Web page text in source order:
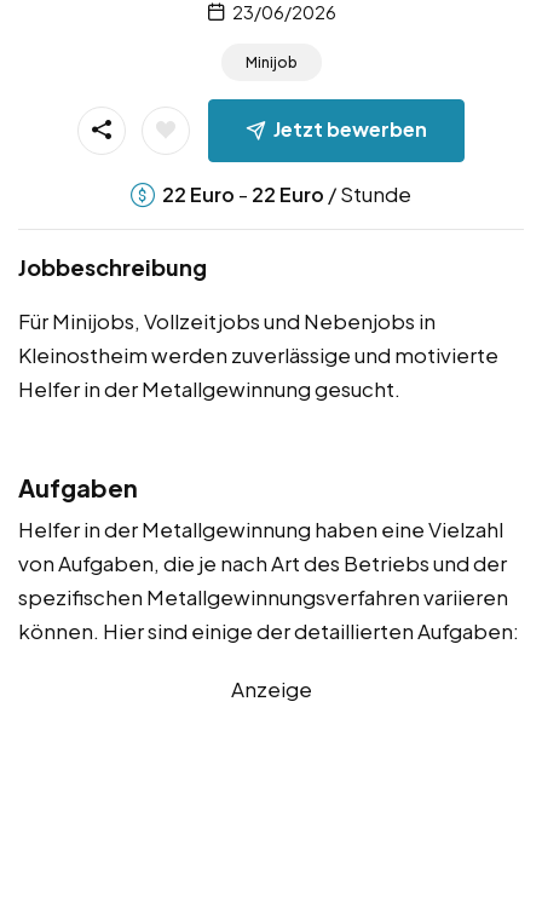
23/06/2026
Minijob
Jetzt bewerben
22 Euro - 22 Euro / Stunde
Jobbeschreibung
Für Minijobs, Vollzeitjobs und Nebenjobs in
Kleinostheim werden zuverlässige und motivierte
Helfer in der Metallgewinnung gesucht.
Aufgaben
Helfer in der Metallgewinnung haben eine Vielzahl
von Aufgaben, die je nach Art des Betriebs und der
spezifischen Metallgewinnungsverfahren variieren
können. Hier sind einige der detaillierten Aufgaben:
Anzeige